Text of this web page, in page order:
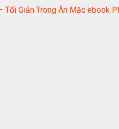
Tối Giản Trong Ăn Mặc ebook